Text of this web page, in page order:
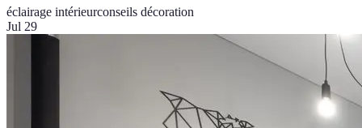
éclairage intérieurconseils décoration
Jul 29